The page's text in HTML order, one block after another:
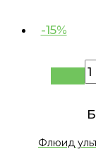
-15%
Флюид